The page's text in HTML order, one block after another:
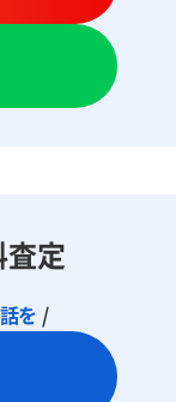
定
を /